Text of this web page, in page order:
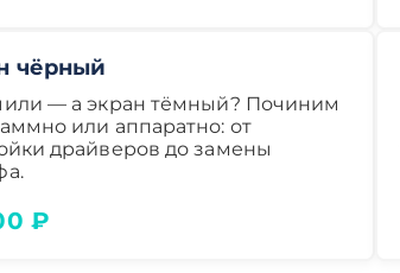
чёрный
— а экран тёмный? Починим
или аппаратно: от
драйверов до замены
₽